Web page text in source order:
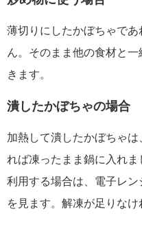
薄切りにしたかぼちゃで
ん。そのまま他の食材と
きます。
潰したかぼちゃの場合
加熱して潰したかぼちゃ
れば凍ったまま鍋に入れ
利用する場合は、電子レ
を見ます。解凍が足りなけ